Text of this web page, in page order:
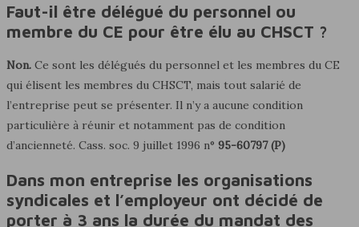
Faut-il être délégué du personnel ou
membre du CE pour être élu au CHSCT ?
Non. Ce sont les délégués du personnel et les membres du CE
qui élisent les membres du CHSCT, mais tout salarié de
l’entreprise peut se présenter. Il n’y a aucune condition
particulière à réunir et notamment pas de condition
d’ancienneté. Cass. soc. 9 juillet 1996 n° 95-60797 (P)
Dans mon entreprise les organisations
syndicales et l’employeur ont décidé de
porter à 3 ans la durée du mandat des